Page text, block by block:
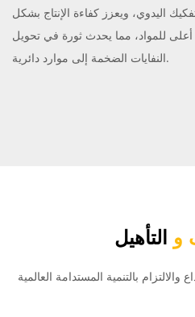
اليدوي، ويعزز كفاءة الإنتاج بشكل
للمواد، مما يحدث ثورة في تحويل
النفايات الضخمة إلى موارد دائرية.
و التأهيل